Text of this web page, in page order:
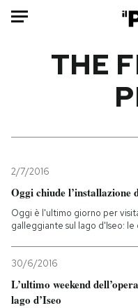
Mondo
Tecnologia
Internet
Scienza
Economia
THE
2/7/2016
Oggi chiude l’installazione
Oggi è l'ultimo giorno per
galleggiante sul lago d'Iseo: le
30/6/2016
L’ultimo weekend
lago d’Iseo